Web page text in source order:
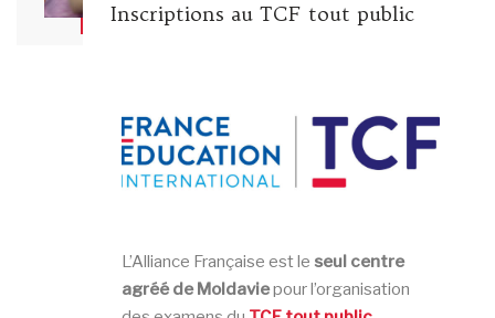
Inscriptions au TCF tout public
L’Alliance Française est le seul centre
agréé de Moldaviepour l’organisation